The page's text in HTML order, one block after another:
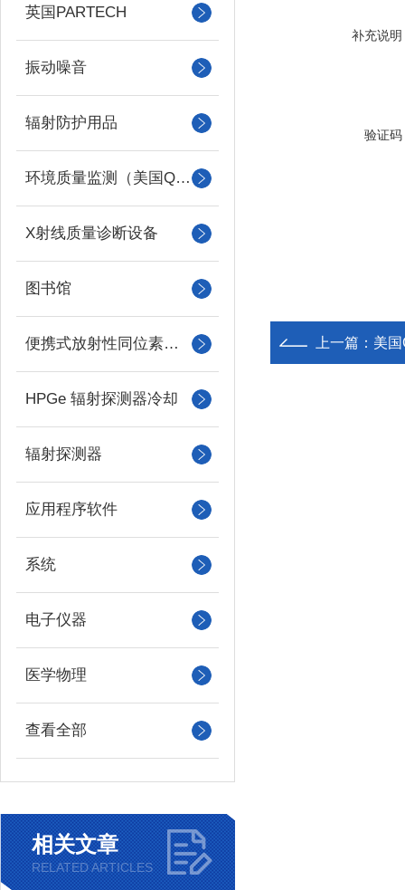
英国PARTECH
振动噪音
辐射防护用品
环境质量监测（美国QUEST）
X射线质量诊断设备
图书馆
便携式放射性同位素识别装置 （RIID）
HPGe 辐射探测器冷却
辐射探测器
应用程序软件
系统
电子仪器
医学物理
查看全部
相关文章
RELATED ARTICLES
补充说明
验证码
上一篇： 美